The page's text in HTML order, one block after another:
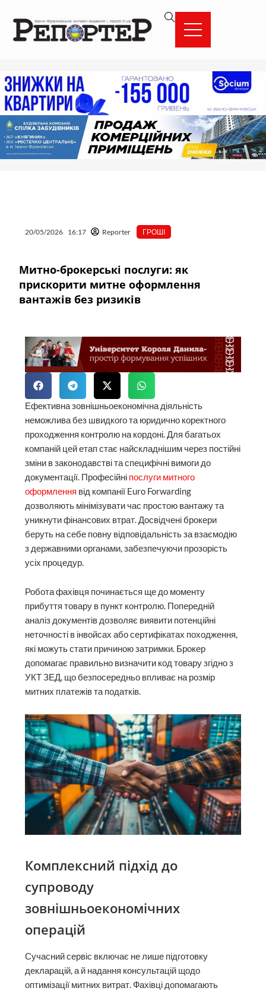
вмісту
20/05/2026 16:17 Reporter ГРОШІ
Митно-брокерські послуги: як
прискорити митне оформлення
вантажів без ризиків
Ефективна зовнішньоекономічна діяльність
неможлива без швидкого та юридично коректного
проходження контролю на кордоні. Для багатьох
компаній цей етап стає найскладнішим через постійні
зміни в законодавстві та специфічні вимоги до
документації. Професійні послуги митного
оформлення від компанії Euro Forwarding
дозволяють мінімізувати час простою вантажу та
уникнути фінансових втрат. Досвідчені брокери
беруть на себе повну відповідальність за взаємодію
з державними органами, забезпечуючи прозорість
усіх процедур.
Робота фахівця починається ще до моменту
прибуття товару в пункт контролю. Попередній
аналіз документів дозволяє виявити потенційні
неточності в інвойсах або сертифікатах походження,
які можуть стати причиною затримки. Брокер
допомагає правильно визначити код товару згідно з
УКТ ЗЕД, що безпосередньо впливає на розмір
митних платежів та податків.
Комплексний підхід до
супроводу
зовнішньоекономічних
операцій
Сучасний сервіс включає не лише підготовку
декларацій, а й надання консультацій щодо
оптимізації митних витрат. Фахівці допомагають